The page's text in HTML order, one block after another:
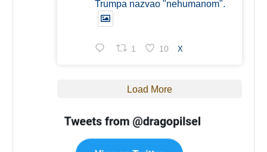
Trumpa nazvao "nehumanom".
1 10 X
Load More